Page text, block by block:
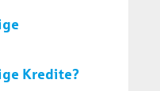
Kredite?